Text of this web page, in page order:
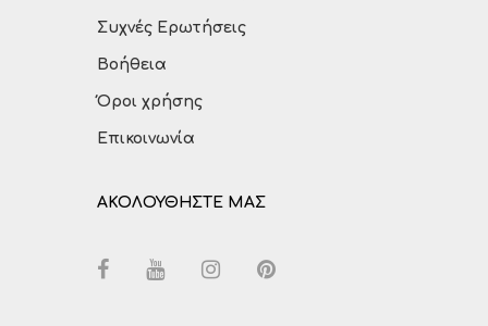
Συχνές Ερωτήσεις
Βοήθεια
Όροι χρήσης
Επικοινωνία
ΑΚΟΛΟΥΘΗΣΤΕ ΜΑΣ